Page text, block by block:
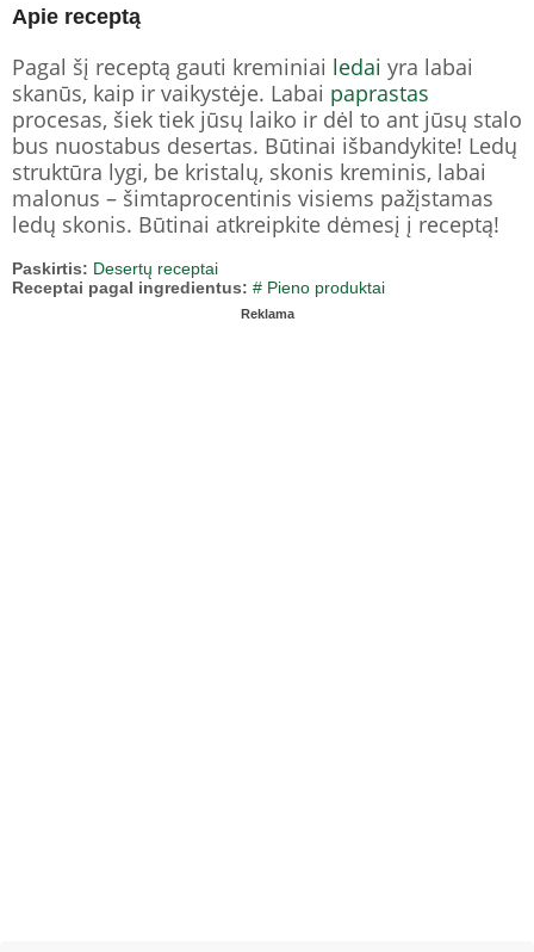
Apie receptą
Pagal šį receptą gauti kreminiai ledai yra labai
skanūs, kaip ir vaikystėje. Labai paprastas
procesas, šiek tiek jūsų laiko ir dėl to ant jūsų stalo
bus nuostabus desertas. Būtinai išbandykite! Ledų
struktūra lygi, be kristalų, skonis kreminis, labai
malonus – šimtaprocentinis visiems pažįstamas
ledų skonis. Būtinai atkreipkite dėmesį į receptą!
Paskirtis: Desertų receptai
Receptai pagal ingredientus: # Pieno produktai
Reklama